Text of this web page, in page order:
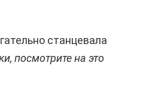
станцевала
посмотрите на это